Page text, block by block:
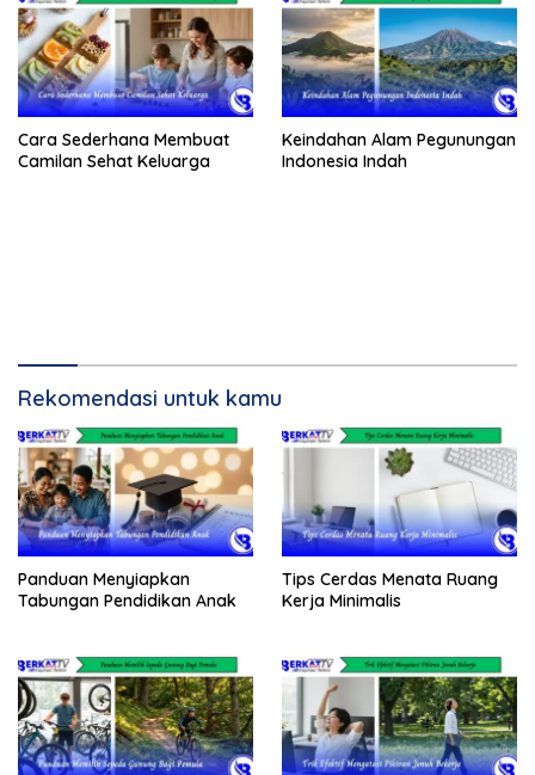
Cara Sederhana Membuat
Camilan Sehat Keluarga
Keindahan Alam Pegunungan
Indonesia Indah
Rekomendasi untuk kamu
Panduan Menyiapkan
Tabungan Pendidikan Anak
Tips Cerdas Menata Ruang
Kerja Minimalis